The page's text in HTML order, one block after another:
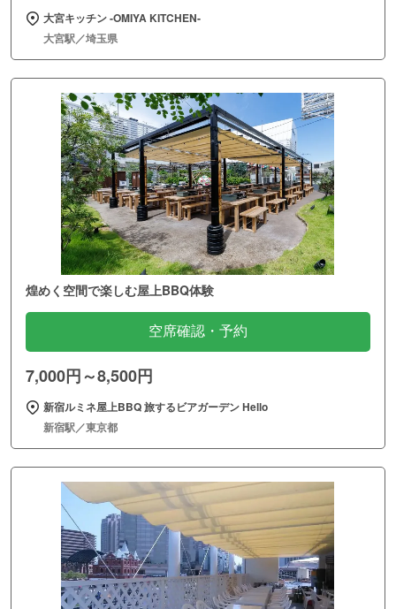
大宮キッチン ‐OMIYA KITCHEN‐
大宮駅／埼玉県
煌めく空間で楽しむ屋上BBQ体験
空席確認・予約
7,000円～8,500円
新宿ルミネ屋上BBQ 旅するビアガーデン Hello
新宿駅／東京都